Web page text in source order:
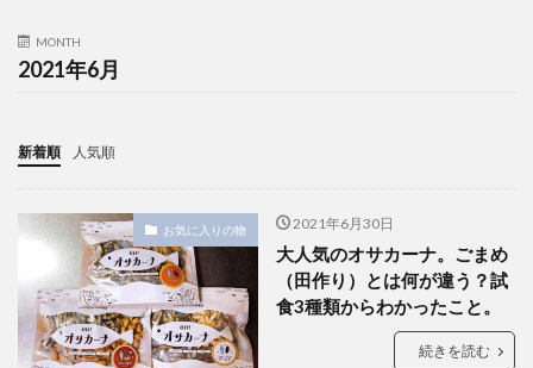
MONTH
2021年6月
新着順 人気順
お気に入りの物 2021年6月30日
大人気のオサカーナ。ごまめ
（田作り）とは何が違う？試
食3種類からわかったこと。
続きを読む